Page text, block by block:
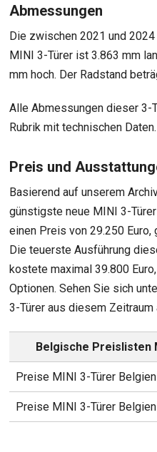
Abmessungen
Die zwischen 2021 und
MINI 3-Türer ist 3.863 mm
mm hoch. Der Radstand
Alle Abmessungen dieser 3-
Rubrik mit technischen Daten.
Preis und
Basierend auf unserem
günstigste neue MINI 3-
einen Preis von 29.250
Die teuerste Ausführung
kostete maximal 39.800
Optionen. Sehen Sie sich
3-Türer aus diesem Zeitraum
Belgische Preislisten
Preise MINI 3-Türer
Preise MINI 3-Türer